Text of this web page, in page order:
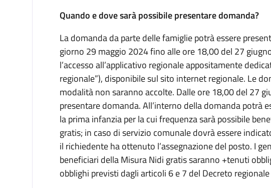
Quando e dove sarà possibile presentare domanda?
La domanda da parte delle famiglie potrà essere
giorno 29 maggio 2024 fino alle ore 18,00 del 27
l’accesso all’applicativo regionale appositamente
regionale”), disponibile sul sito internet regionale. Le
modalità non saranno accolte. Dalle ore 18,00 del 27
presentare domanda. All’interno della domanda potrà
la prima infanzia per la cui frequenza sarà possibile
gratis; in caso di servizio comunale dovrà essere
il richiedente ha ottenuto l’assegnazione del posto. I
beneficiari della Misura Nidi gratis saranno +tenuti
obblighi previsti dagli articoli 6 e 7 del Decreto